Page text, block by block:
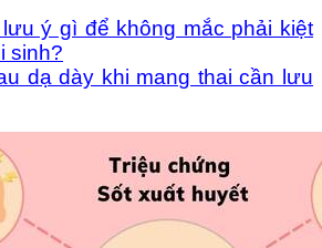
ý gì để không mắc phải kiệt
sinh?
dạ dày khi mang thai cần lưu